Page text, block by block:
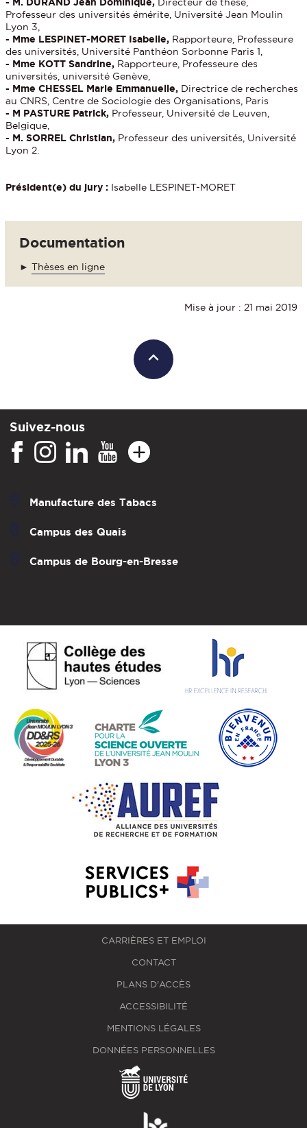
Professeur des universités émérite, Université Jean Moulin
Lyon 3,
- Mme LESPINET-MORET Isabelle, Rapporteure, Professeure
des universités, Université Panthéon Sorbonne Paris 1,
- Mme KOTT Sandrine, Rapporteure, Professeure des
universités, université Genève,
- Mme CHESSEL Marie Emmanuelle, Directrice de recherches
au CNRS, Centre de Sociologie des Organisations, Paris
- M PASTURE Patrick, Professeur, Université de Leuven,
Belgique,
- M. SORREL Christian, Professeur des universités, Université
Lyon 2.
Président(e) du jury : Isabelle LESPINET-MORET
Documentation
► Thèses en ligne
Mise à jour : 21 mai 2019
Suivez-nous
Manufacture des Tabacs
Campus des Quais
Campus de Bourg-en-Bresse
CARRIÈRES ET EMPLOI
CONTACT
PLANS D'ACCÈS
ACCESSIBILITÉ
MENTIONS LÉGALES
DONNÉES PERSONNELLES